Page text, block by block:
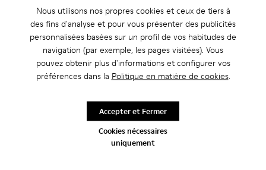
Nous utilisons nos propres cookies et ceux de tiers à
des fins d'analyse et pour vous présenter des publicités
personnalisées basées sur un profil de vos habitudes de
navigation (par exemple, les pages visitées). Vous
pouvez obtenir plus d'informations et configurer vos
préférences dans la Politique en matière de cookies.
Cookies nécessaires
uniquement
Accepter et Fermer
Les retours sont-ils possibles chez Camper ?
Quels sont les frais d'expédition pour les mmcw -
Chaussures pour Femme Camper?
FEMME CHAUSSURES MMCW CHAUSSURES POUR FEMME